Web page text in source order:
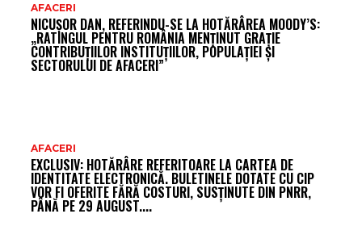
AFACERI
NICUȘOR DAN, REFERINDU-SE LA HOTĂRÂREA MOODY’S:
„RATINGUL PENTRU ROMÂNIA MENȚINUT GRAȚIE
CONTRIBUȚIILOR INSTITUȚIILOR, POPULAȚIEI ȘI
SECTORULUI DE AFACERI”
AFACERI
EXCLUSIV: HOTĂRÂRE REFERITOARE LA CARTEA DE
IDENTITATE ELECTRONICĂ. BULETINELE DOTATE CU CIP
VOR FI OFERITE FĂRĂ COSTURI, SUSȚINUTE DIN PNRR,
PÂNĂ PE 29 AUGUST....